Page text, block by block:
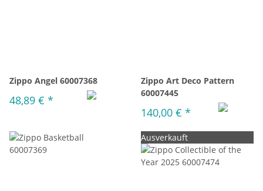
Zippo Angel 60007368
48,89 € *
Zippo Art Deco Pattern
60007445
140,00 € *
Ausverkauft